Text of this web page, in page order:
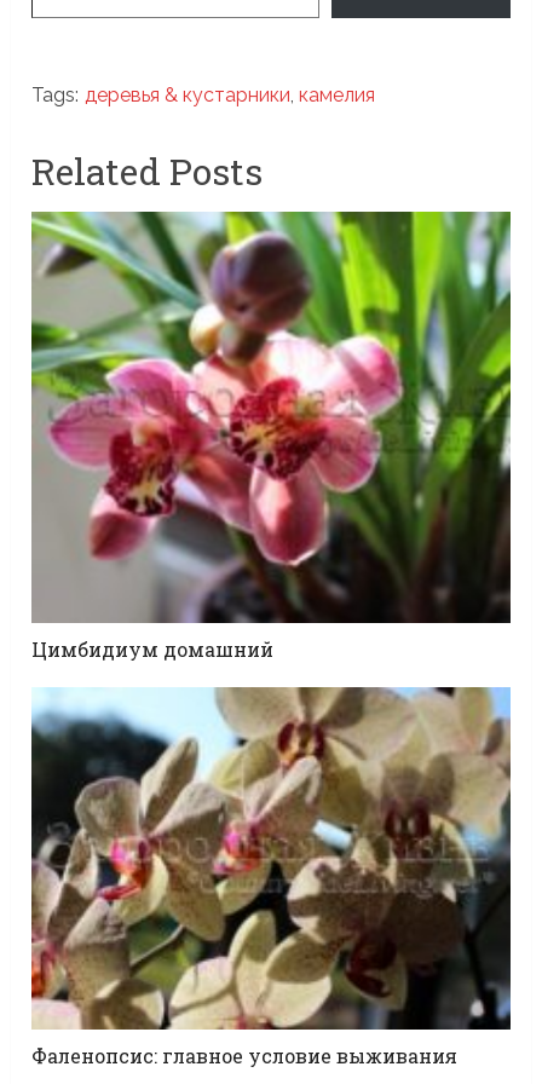
Tags: деревья & кустарники,камелия
Related Posts
Цимбидиум домашний
Фаленопсис: главное условие выживания